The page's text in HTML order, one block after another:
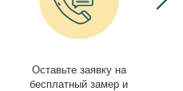
Оставьте заявку на
бесплатный замер и